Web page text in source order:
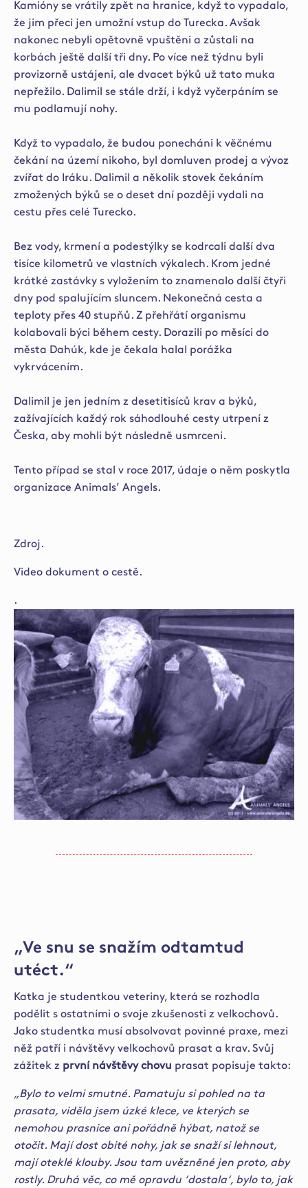
Kamióny se vrátily zpět na hranice, když to vypadalo,
že jim přeci jen umožní vstup do Turecka. Avšak
nakonec nebyli opětovně vpuštěni a zůstali na
korbách ještě další tři dny. Po více než týdnu byli
provizorně ustájeni, ale dvacet býků už tato muka
nepřežilo. Dalimil se stále drží, i když vyčerpáním se
mu podlamují nohy.
Když to vypadalo, že budou ponecháni k věčnému
čekání na území nikoho, byl domluven prodej a vývoz
zvířat do Iráku. Dalimil a několik stovek čekáním
zmožených býků se o deset dní později vydali na
cestu přes celé Turecko.
Bez vody, krmení a podestýlky se kodrcali další dva
tisíce kilometrů ve vlastních výkalech. Krom jedné
krátké zastávky s vyložením to znamenalo další čtyři
dny pod spalujícím sluncem. Nekonečná cesta a
teploty přes 40 stupňů. Z přehřátí organismu
kolabovali býci během cesty. Dorazili po měsíci do
města Dahúk, kde je čekala halal porážka
vykrvácením.
Dalimil je jen jedním z desetitisíců krav a býků,
zažívajících každý rok sáhodlouhé cesty utrpení z
Česka, aby mohli být následně usmrceni.
Tento případ se stal v roce 2017, údaje o něm poskytla
organizace Animals’ Angels.
Zdroj.
Video dokument o cestě.
.
„Ve snu se snažím odtamtud
utéct.“
Katka je studentkou veteriny, která se rozhodla
podělit s ostatními o svoje zkušenosti z velkochovů.
Jako studentka musí absolvovat povinné praxe, mezi
něž patří i návštěvy velkochovů prasat a krav. Svůj
zážitek z první návštěvy chovu prasat popisuje takto:
„Bylo to velmi smutné. Pamatuju si pohled na ta
prasata, viděla jsem úzké klece, ve kterých se
nemohou prasnice ani pořádně hýbat, natož se
otočit. Mají dost obité nohy, jak se snaží si lehnout,
mají oteklé klouby. Jsou tam uvězněné jen proto, aby
rostly. Druhá věc, co mě opravdu ‘dostala‘, bylo to, jak